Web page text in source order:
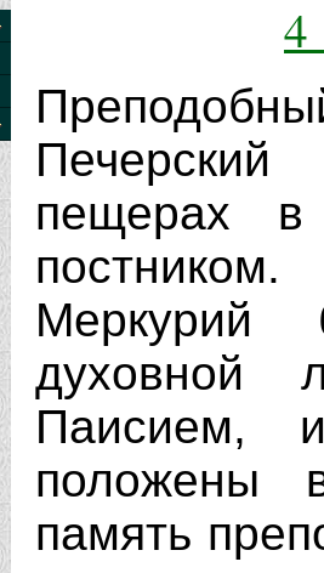
4
пещерах
Меркурий
духовной
Паисием,
положены
память